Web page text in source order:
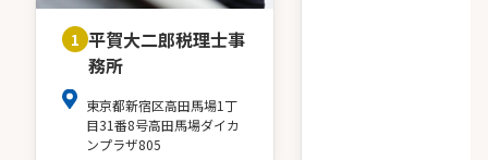
1 平賀大二郎税理士事
務所
東京都新宿区高田馬場1丁
目31番8号高田馬場ダイカ
ンプラザ805